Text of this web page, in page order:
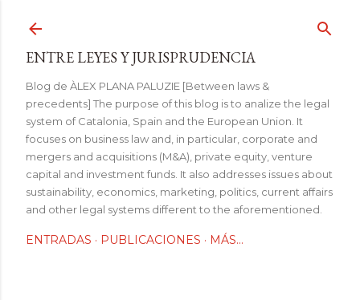
ENTRE LEYES Y JURISPRUDENCIA
Blog de ÀLEX PLANA PALUZIE [Between laws &
precedents] The purpose of this blog is to analize the legal
system of Catalonia, Spain and the European Union. It
focuses on business law and, in particular, corporate and
mergers and acquisitions (M&A), private equity, venture
capital and investment funds. It also addresses issues about
sustainability, economics, marketing, politics, current affairs
and other legal systems different to the aforementioned.
ENTRADAS PUBLICACIONES MÁS…